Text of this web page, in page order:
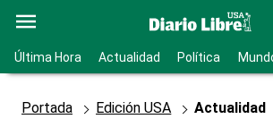
Última Hora Actualidad Política
Portada Edición USA Actualidad